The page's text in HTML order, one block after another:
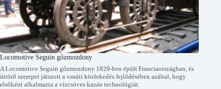
Locomotive Seguin gőzmozdony
A Locomotive Seguin gőzmozdony 1829-ben épült Franciaországban, és
úttörő szerepet játszott a vasúti közlekedés fejlődésében azáltal, hogy
elsőként alkalmazta a vízcsöves kazán technológiát.